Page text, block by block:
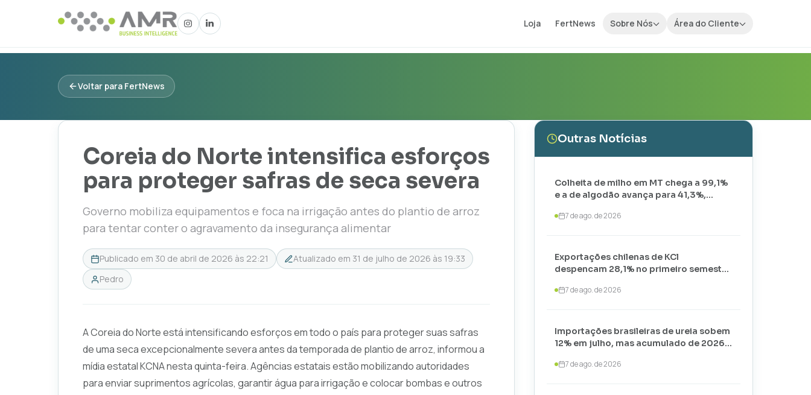
Loja FertNews Sobre Nós Área do Cliente
Voltar para FertNews
Coreia do Norte intensifica esforços
para proteger safras de seca severa
Governo mobiliza equipamentos e foca na irrigação antes do plantio de arroz
para tentar conter o agravamento da insegurança alimentar
Publicado em 30 de abril de 2026 às 22:21 Atualizado em 31 de julho de 2026 às 19:33
Pedro
A Coreia do Norte está intensificando esforços em todo o país para proteger suas safras
de uma seca excepcionalmente severa antes da temporada de plantio de arroz, informou a
mídia estatal KCNA nesta quinta-feira. Agências estatais estão mobilizando autoridades
para enviar suprimentos agrícolas, garantir água para irrigação e colocar bombas e outros
Outras Notícias
Colheita de milho em MT chega a 99,1%
e a de algodão avança para 41,3%,
7 de ago. de 2026
Exportações chilenas de KCl
despencam 28,1% no primeiro semestre
toneladas
7 de ago. de 2026
Importações brasileiras de ureia sobem
12% em julho, mas acumulado de 2026
7 de ago. de 2026